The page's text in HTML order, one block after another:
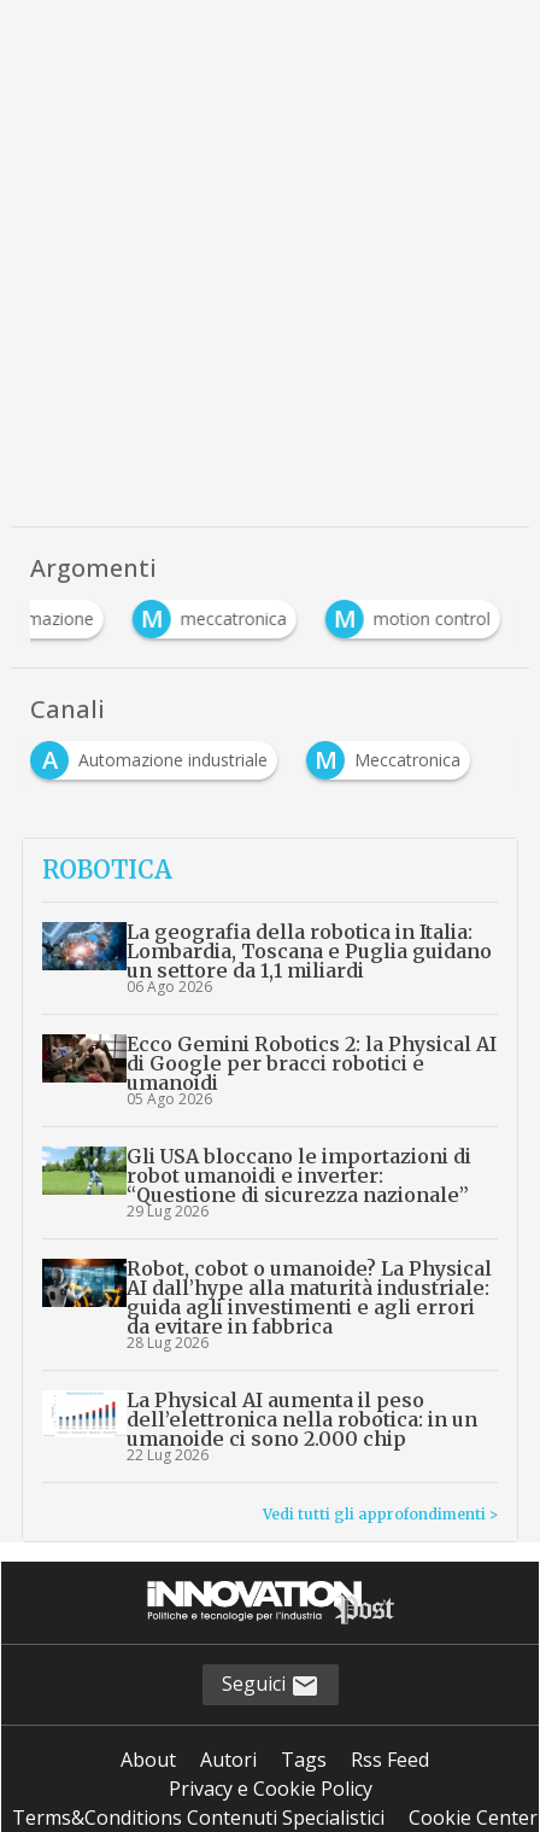
Argomenti
M meccatronica M motion control
Canali
A
Automazione industriale M Meccatronica
ROBOTICA
La geografia della robotica in Italia:
Lombardia, Toscana e Puglia guidano
un settore da 1,1 miliardi
06 Ago 2026
Ecco Gemini Robotics 2: la Physical AI
di Google per bracci robotici e
umanoidi
05 Ago 2026
Gli USA bloccano le importazioni di
robot umanoidi e inverter:
“Questione di sicurezza nazionale”
29 Lug 2026
Robot, cobot o umanoide? La Physical
AI dall’hype alla maturità industriale:
guida agli investimenti e agli errori
da evitare in fabbrica
28 Lug 2026
La Physical AI aumenta il peso
dell’elettronica nella robotica: in un
umanoide ci sono 2.000 chip
22 Lug 2026
Vedi tutti gli approfondimenti >
Seguici
About Autori Tags
Rss Feed
Privacy e Cookie Policy
Terms&Conditions Contenuti Specialistici
Cookie Center